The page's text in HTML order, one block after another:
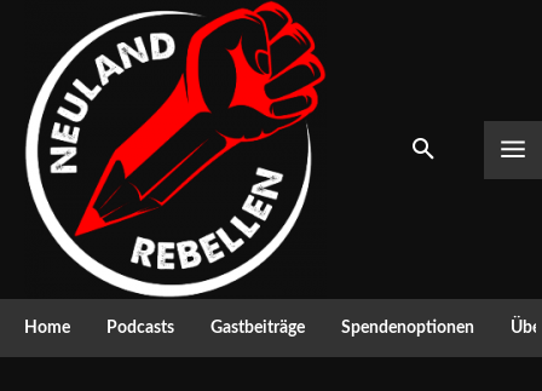
Home Podcasts Gastbeiträge Spendenoptionen